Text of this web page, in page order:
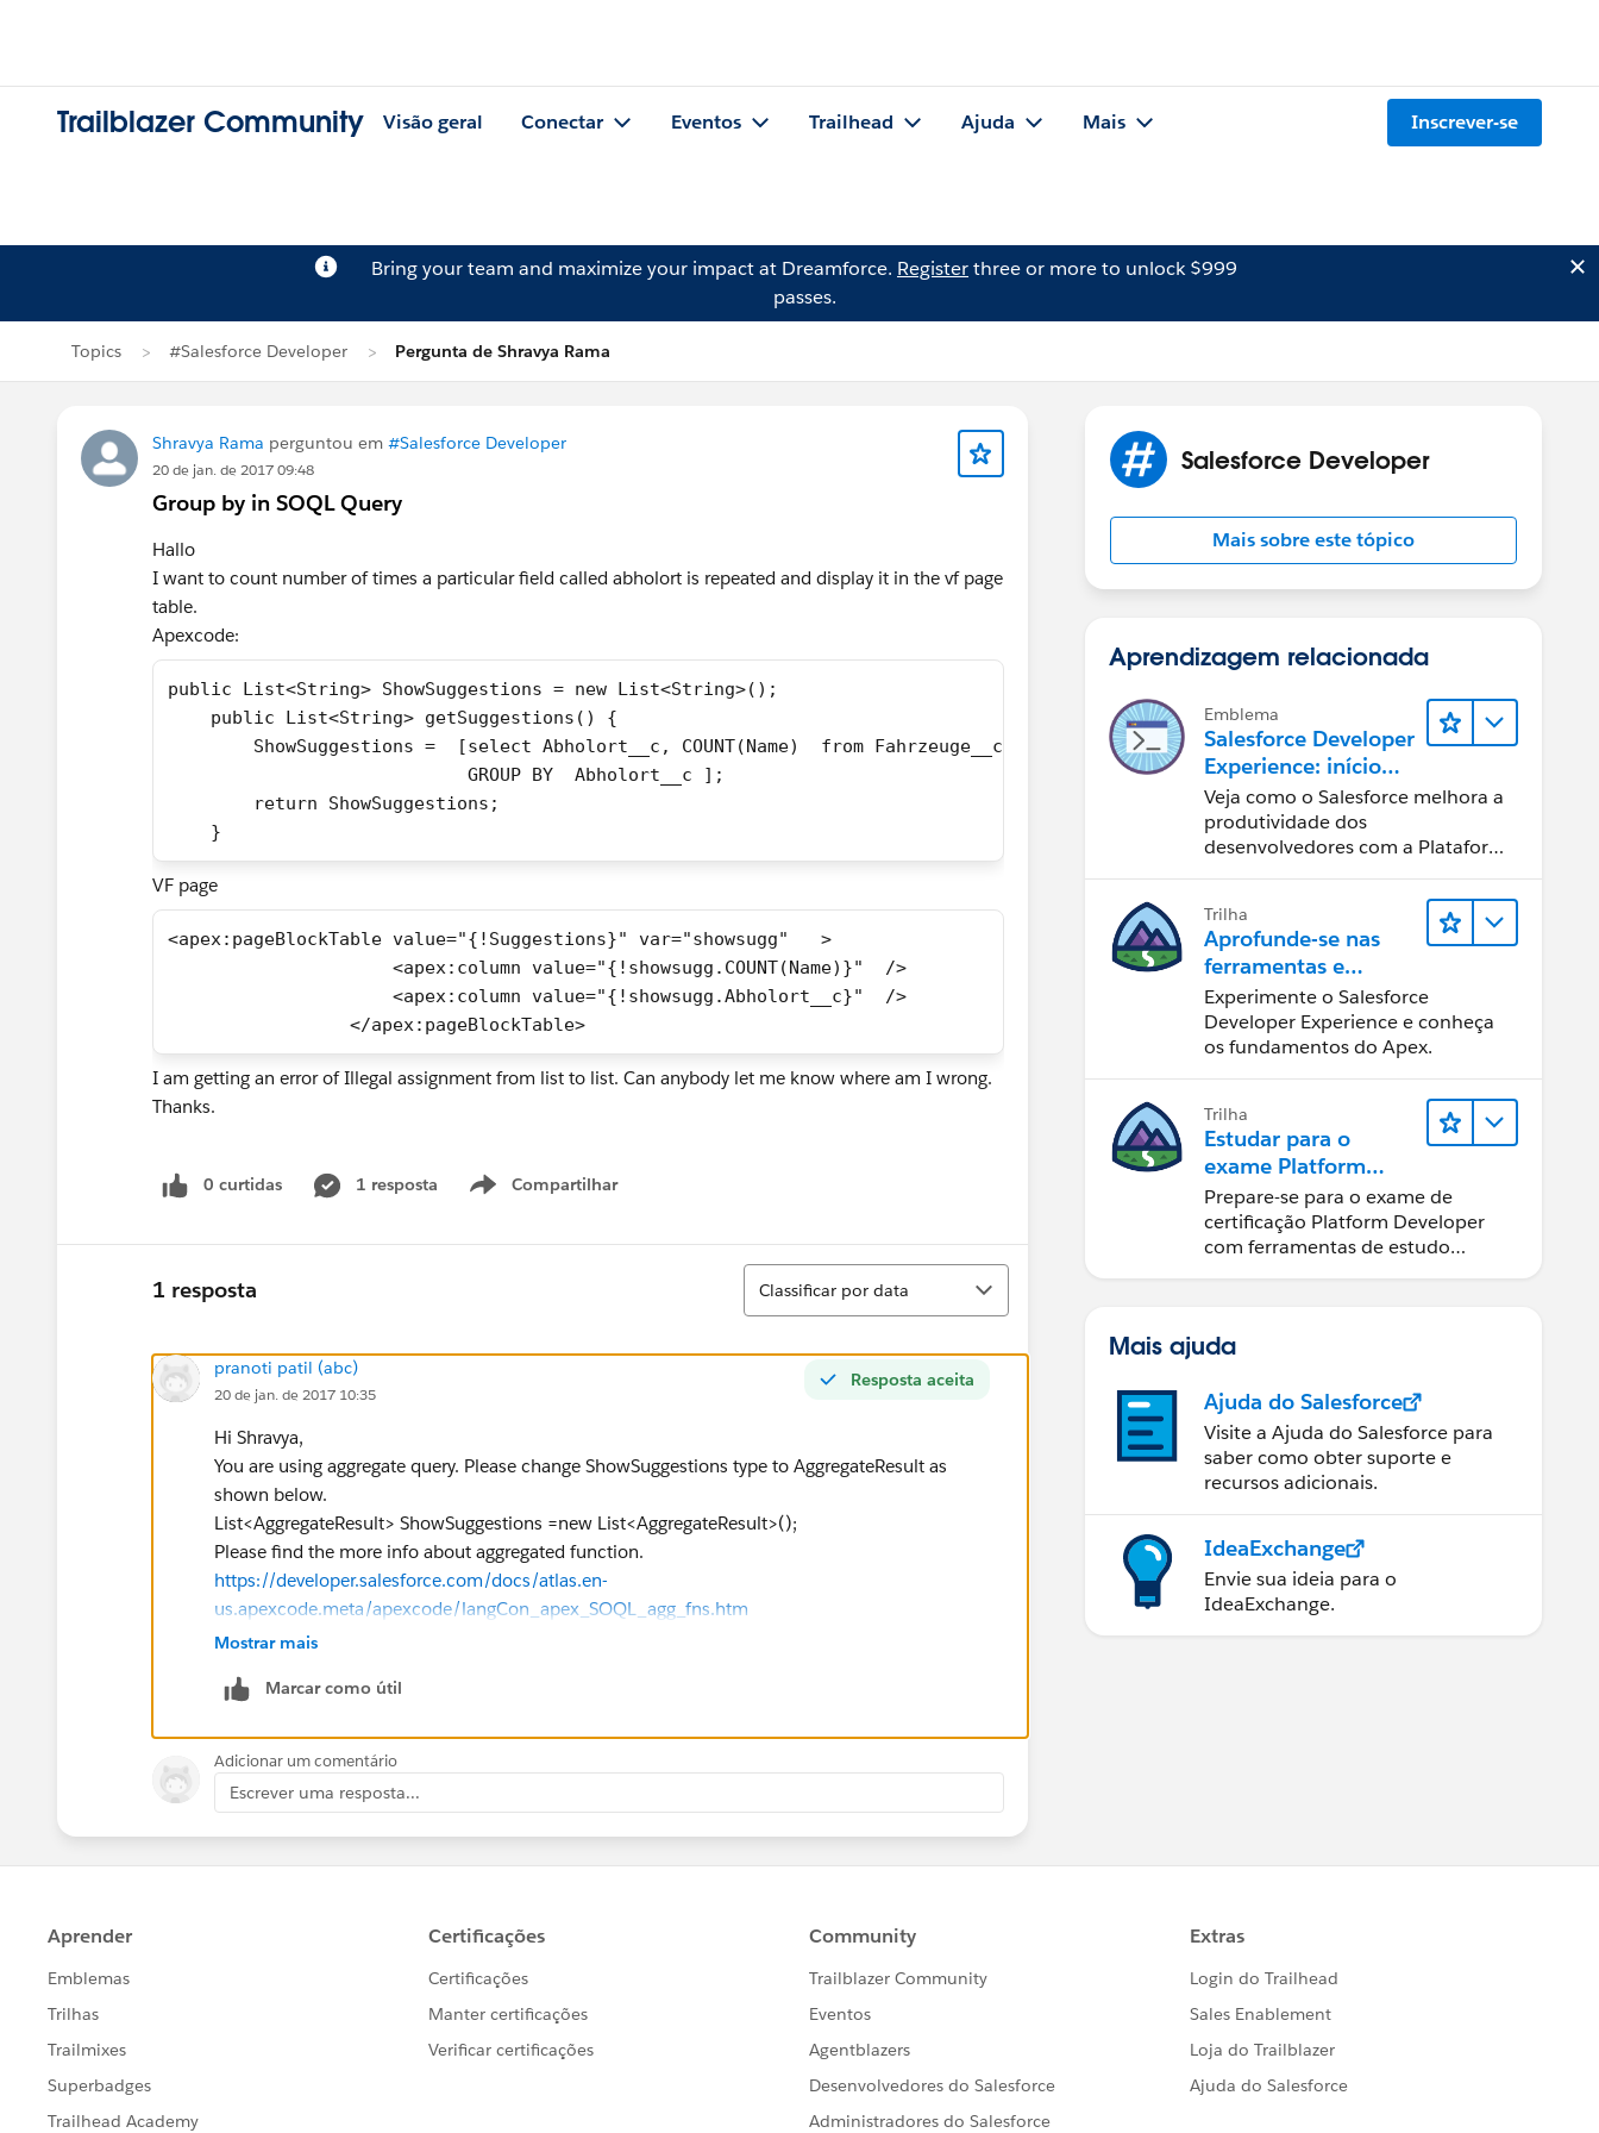
Trailblazer Community Visão geral Conectar Eventos Trailhead Ajuda Mais Inscrever-se
Bring your team and maximize your impact at Dreamforce. Registerthree or more to unlock $999
passes.
Topics #Salesforce Developer Pergunta de Shravya Rama
Shravya Rama perguntou em #Salesforce Developer
20 de jan. de 2017 09:48
Group by in SOQL Query
Hallo
I want to count number of times a particular field called abholort is repeated and display it in the vf page
table.
Apexcode:
public List<String> ShowSuggestions = new List<String>();
    public List<String> getSuggestions() {
        ShowSuggestions =  [select Abholort__c, COUNT(Name)  from Fahrzeuge__c
                            GROUP BY  Abholort__c ];
        return ShowSuggestions;
    }
VF page
<apex:pageBlockTable value="{!Suggestions}" var="showsugg"   >
                     <apex:column value="{!showsugg.COUNT(Name)}"  />
                     <apex:column value="{!showsugg.Abholort__c}"  />
                 </apex:pageBlockTable>
I am getting an error of Illegal assignment from list to list. Can anybody let me know where am I wrong.
Thanks.
0 curtidas 1 resposta Compartilhar
Show menu
1 resposta
Classificar
Classificar por data
Resposta aceita
pranoti patil (abc)
20 de jan. de 2017 10:35
Hi Shravya,
You are using aggregate query. Please change ShowSuggestions type to AggregateResult as
shown below.
List<AggregateResult> ShowSuggestions =new List<AggregateResult>();
Please find the more info about aggregated function.
https://developer.salesforce.com/docs/atlas.en-
us.apexcode.meta/apexcode/langCon_apex_SOQL_agg_fns.htm
kindly mark it as an answer if that resolves your query.
Mostrar mais
Marcar como útil
Adicionar um comentário
Escrever uma resposta...
Salesforce Developer
Mais sobre este tópico
Aprendizagem relacionada
Emblema
Salesforce Developer
Experience: início
rápido
Veja como o Salesforce melhora a
produtividade dos
desenvolvedores com a Plataforma
Trilha
Aprofunde-se nas
ferramentas e
conceitos de
desenvolvimento do
Salesforce
Experimente o Salesforce
Developer Experience e conheça
os fundamentos do Apex.
Trilha
Estudar para o
exame Platform
Developer
Prepare-se para o exame de
certificação Platform Developer
com ferramentas de estudo
Mais ajuda
Ajuda do Salesforce
Visite a Ajuda do Salesforce para
saber como obter suporte e
recursos adicionais.
IdeaExchange
Envie sua ideia para o
IdeaExchange.